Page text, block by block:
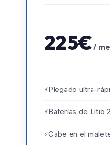
225€ /
Plegado ultra-
Baterías de Litio
Cabe en el